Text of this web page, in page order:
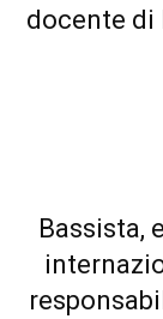
docente di
Bassista,